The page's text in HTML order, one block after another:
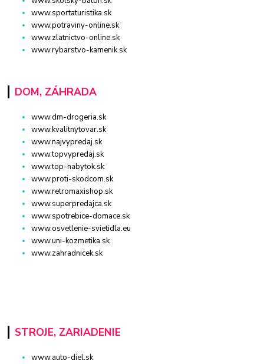
www.sportaturistika.sk
www.potraviny-online.sk
www.zlatnictvo-online.sk
www.rybarstvo-kamenik.sk
DOM, ZÁHRADA
www.dm-drogeria.sk
www.kvalitnytovar.sk
www.najvypredaj.sk
www.topvypredaj.sk
www.top-nabytok.sk
www.proti-skodcom.sk
www.retromaxishop.sk
www.superpredajca.sk
www.spotrebice-domace.sk
www.osvetlenie-svietidla.eu
www.uni-kozmetika.sk
www.zahradnicek.sk
STROJE, ZARIADENIE
www.auto-diel.sk